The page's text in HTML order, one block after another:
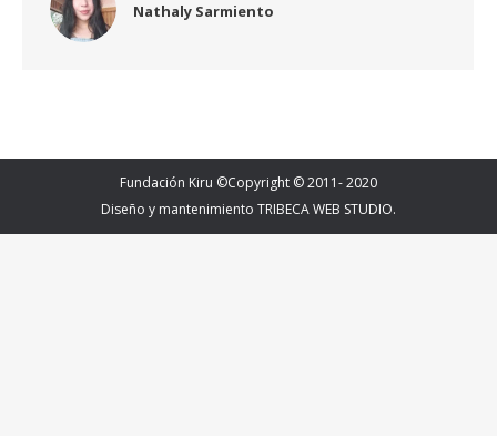
Nathaly Sarmiento
Fundación Kiru ©Copyright © 2011- 2020
Diseño y mantenimiento TRIBECA WEB STUDIO.